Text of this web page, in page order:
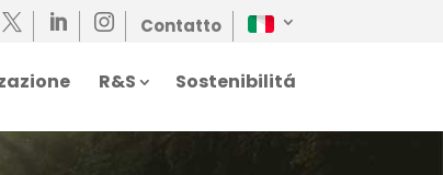
   Contatto
R&S Sostenibilitá